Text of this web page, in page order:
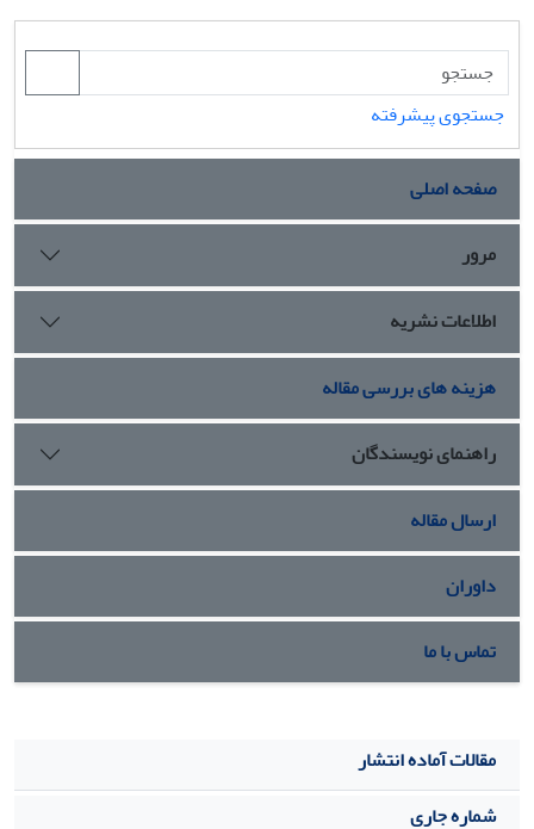
جستجوی پیشرفته
صفحه اصلی
مرور
اطلاعات نشریه
هزینه های بررسی مقاله
راهنمای نویسندگان
ارسال مقاله
داوران
تماس با ما
مقالات آماده انتشار
شماره جاری